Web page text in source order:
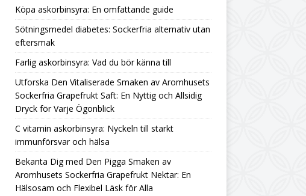
Köpa askorbinsyra: En omfattande guide
Sötningsmedel diabetes: Sockerfria alternativ utan
eftersmak
Farlig askorbinsyra: Vad du bör känna till
Utforska Den Vitaliserade Smaken av Aromhusets
Sockerfria Grapefrukt Saft: En Nyttig och Allsidig
Dryck för Varje Ögonblick
C vitamin askorbinsyra: Nyckeln till starkt
immunförsvar och hälsa
Bekanta Dig med Den Pigga Smaken av
Aromhusets Sockerfria Grapefrukt Nektar: En
Hälsosam och Flexibel Läsk för Alla